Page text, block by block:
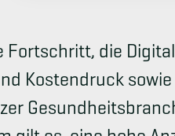
die
Kostendruck